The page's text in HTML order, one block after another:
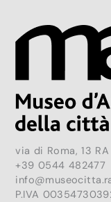
via di Roma, 13 RA
+39 0544 482477
P.IVA